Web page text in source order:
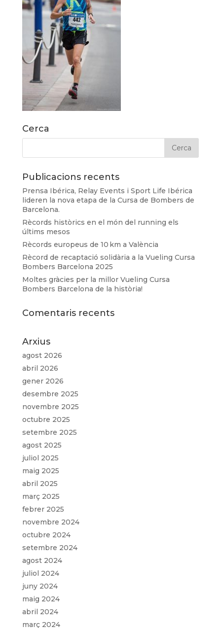
Cerca
Publicacions recents
Prensa Ibérica, Relay Events i Sport Life Ibérica
lideren la nova etapa de la Cursa de Bombers de
Barcelona.
Rècords històrics en el món del running els
últims mesos
Rècords europeus de 10 km a València
Rècord de recaptació solidària a la Vueling Cursa
Bombers Barcelona 2025
Moltes gràcies per la millor Vueling Cursa
Bombers Barcelona de la història!
Comentaris recents
Arxius
agost 2026
abril 2026
gener 2026
desembre 2025
novembre 2025
octubre 2025
setembre 2025
agost 2025
juliol 2025
maig 2025
abril 2025
març 2025
febrer 2025
novembre 2024
octubre 2024
setembre 2024
agost 2024
juliol 2024
juny 2024
maig 2024
abril 2024
març 2024